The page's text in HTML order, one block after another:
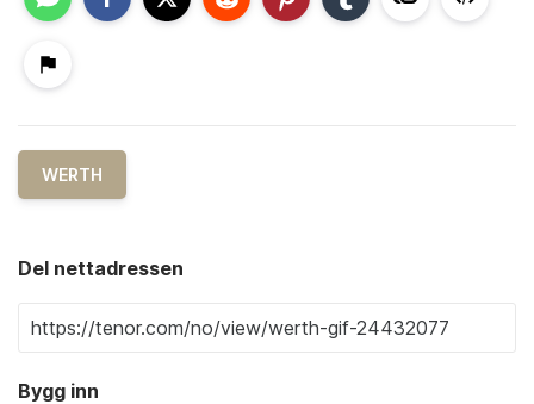
WERTH
Del nettadressen
Bygg inn